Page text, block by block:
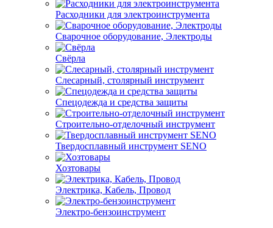
Расходники для электроинструмента
Сварочное оборудование, Электроды
Свёрла
Слесарный, столярный инструмент
Спецодежда и средства защиты
Строительно-отделочный инструмент
Твердосплавный инструмент SENO
Хозтовары
Электрика, Кабель, Провод
Электро-бензоинструмент